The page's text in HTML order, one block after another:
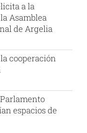
a la
Asamblea
de Argelia
cooperación
espacios de